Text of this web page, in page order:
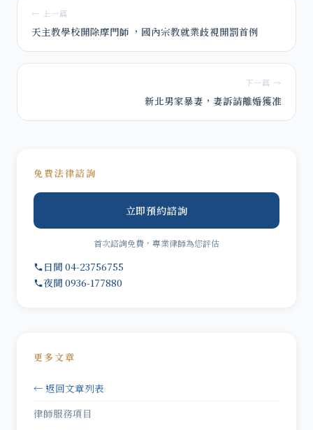
← 上一篇
天主教學校開除摩門師 ，國內宗教就業歧視開罰首例
下一篇 →
新北男家暴妻，妻訴請離婚獲准
免費法律諮詢
立即預約諮詢
首次諮詢免費，專業律師為您評估
日間 04-23756755
夜間 0936-177880
更多文章
← 返回文章列表
律師服務項目